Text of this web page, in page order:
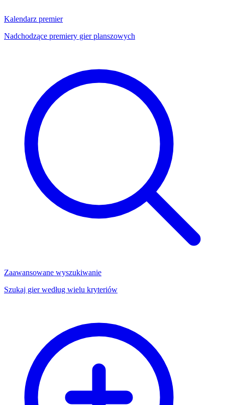
Kalendarz premier
Nadchodzące premiery gier planszowych
Zaawansowane wyszukiwanie
Szukaj gier według wielu kryteriów